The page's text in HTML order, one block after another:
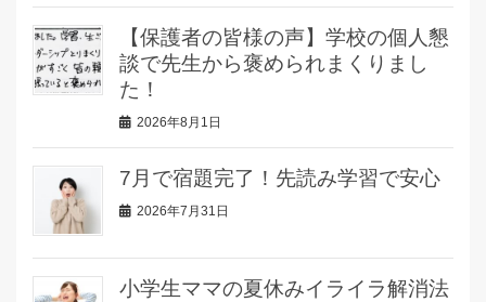
【保護者の皆様の声】学校の個人懇
談で先生から褒められまくりまし
た！
2026年8月1日
7月で宿題完了！先読み学習で安心
2026年7月31日
小学生ママの夏休みイライラ解消法